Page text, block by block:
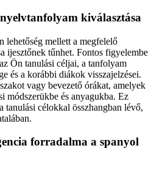
kiválasztása
lehetőség mellett a megfelelő
ijesztőnek tűnhet. Fontos figyelembe
Ön tanulási céljai, a tanfolyam
és a korábbi diákok visszajelzései.
vagy bevezető órákat, amelyek
módszerükbe és anyagukba. Ez
tanulási célokkal összhangban lévő,
forradalma a spanyol